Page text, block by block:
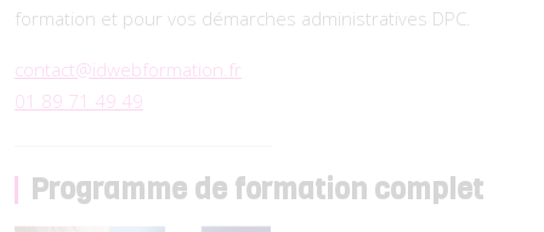
formation et pour vos démarches administratives DPC.
contact@idwebformation.fr
01 89 71 49 49
Programme de formation complet